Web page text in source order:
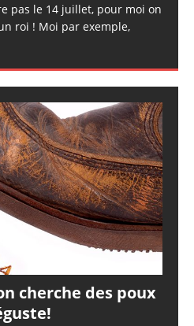
pas le 14 juillet, pour moi on
roi ! Moi par exemple,
cherche des poux